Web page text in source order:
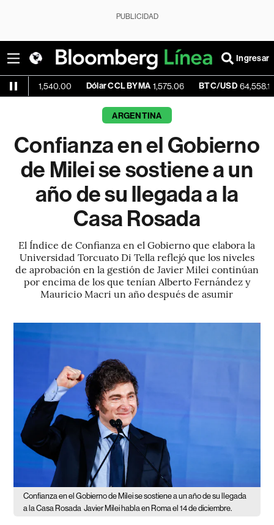
PUBLICIDAD
Ingresar
1,540.00 Dólar CCL BYMA 1,575.06 BTC/USD 64,558.18 -
ARGENTINA
Confianza en el Gobierno
de Milei se sostiene a un
año de su llegada a la
Casa Rosada
El Índice de Confianza en el Gobierno que elabora la
Universidad Torcuato Di Tella reflejó que los niveles
de aprobación en la gestión de Javier Milei continúan
por encima de los que tenían Alberto Fernández y
Mauricio Macri un año después de asumir
Confianza en el Gobierno de Milei se sostiene a un año de su llegada
a la Casa Rosada Javier Milei habla en Roma el 14 de diciembre.